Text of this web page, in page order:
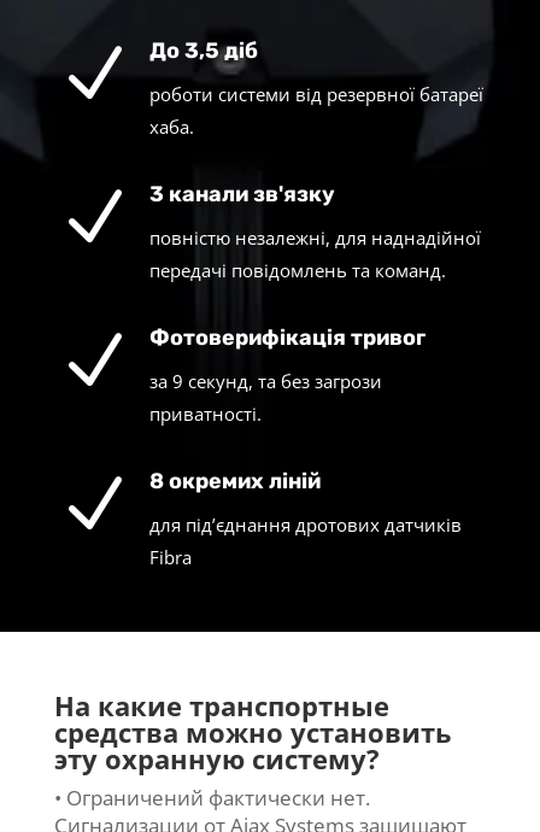
N До 3,5 діб
роботи системи від резервної батареї
хаба.
N 3 канали зв'язку
повністю незалежні, для наднадійної
передачі повідомлень та команд.
N Фотоверифікація тривог
за 9 секунд, та без загрози
приватності.
N 8 окремих ліній
для під’єднання дротових датчиків
Fibra
На какие транспортные
средства можно установить
эту охранную систему?
• Ограничений фактически нет.
Сигнализации от Ajax Systems защищают